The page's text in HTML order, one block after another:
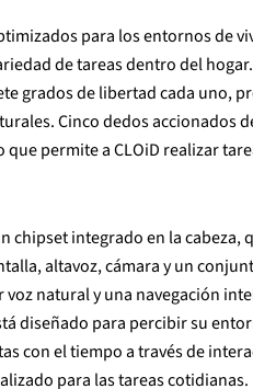
para los entornos de
de tareas dentro del
grados de libertad cada uno,
Cinco dedos accionados
permite a CLOiD realizar
chipset integrado en la
altavoz, cámara y un
natural y una navegación
diseñado para percibir su
con el tiempo a través de
para las tareas cotidianas.